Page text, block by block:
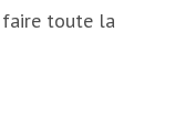
faire toute la